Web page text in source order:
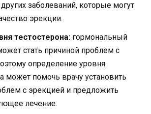
заболеваний, которые могут
эрекции.
тестостерона: гормональный
стать причиной проблем с
определение уровня
может помочь врачу установить
с эрекцией и предложить
лечение.